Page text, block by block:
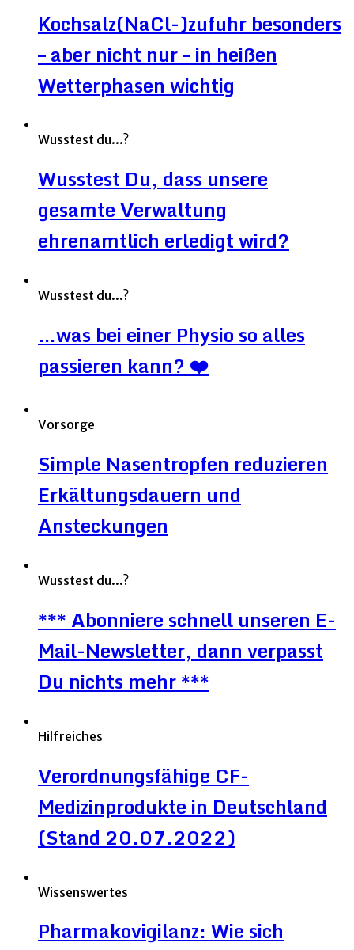
Kochsalz(NaCl-)zufuhr besonders
– aber nicht nur – in heißen
Wetterphasen wichtig
Wusstest du...?
Wusstest Du, dass unsere
gesamte Verwaltung
ehrenamtlich erledigt wird?
Wusstest du...?
…was bei einer Physio so alles
passieren kann? ❤️
Vorsorge
Simple Nasentropfen reduzieren
Erkältungsdauern und
Ansteckungen
Wusstest du...?
*** Abonniere schnell unseren E-
Mail-Newsletter, dann verpasst
Du nichts mehr ***
Hilfreiches
Verordnungsfähige CF-
Medizinprodukte in Deutschland
(Stand 20.07.2022)
Wissenswertes
Pharmakovigilanz: Wie sich